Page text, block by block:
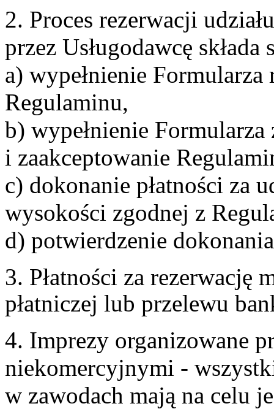
2. Proces rezerwacji
przez Usługodawcę
a) wypełnienie
Regulaminu,
b) wypełnienie Formularza
i zaakceptowanie
c) dokonanie płatności za
wysokości zgodnej z
d) potwierdzenie
3. Płatności za rezerwację
płatniczej lub przelewu
4. Imprezy organizowane
niekomercyjnymi -
w zawodach mają na celu